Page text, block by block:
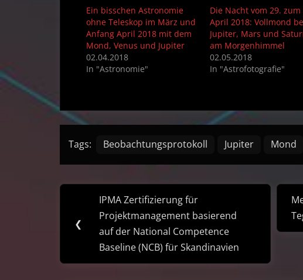
Ein bisschen Astronomie
ohne Teleskop im März und
Anfang April 2018 mit dem
Mond, Venus und Jupiter
02.04.2018
In "Astronomie"
Die Nacht vom 29. zum
April 2018: Vollmond
Jupiter, Mars und
am Morgenhimmel
02.05.2018
In "Astrofotografie"
Tags: Beobachtungsprotokoll Jupiter Mond
Post
navigation
❮
Previous
Post:
IPMA Zertifizierung für
Projektmanagement basierend
auf der National Competence
Baseline (NCB) für Skandinavien